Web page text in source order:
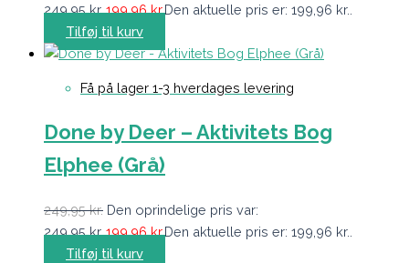
249,95 kr..199,96kr.Den aktuelle pris er: 199,96 kr..
Tilføj til kurv
Få på lager 1-3 hverdages levering
Done by Deer – Aktivitets Bog
Elphee (Grå)
249,95kr. Den oprindelige pris var:
249,95 kr..199,96kr.Den aktuelle pris er: 199,96 kr..
Tilføj til kurv